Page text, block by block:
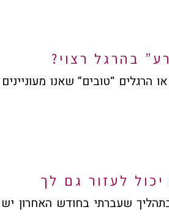
בהרגל רצוי?
הרגלים “טובים” שאנו
שעברתי בחודש האחרון יש